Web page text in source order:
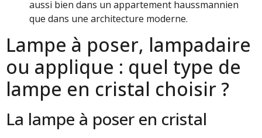
aussi bien dans un appartement haussmannien
que dans une architecture moderne.
Lampe à poser, lampadaire
ou applique : quel type de
lampe en cristal choisir ?
La lampe à poser en cristal